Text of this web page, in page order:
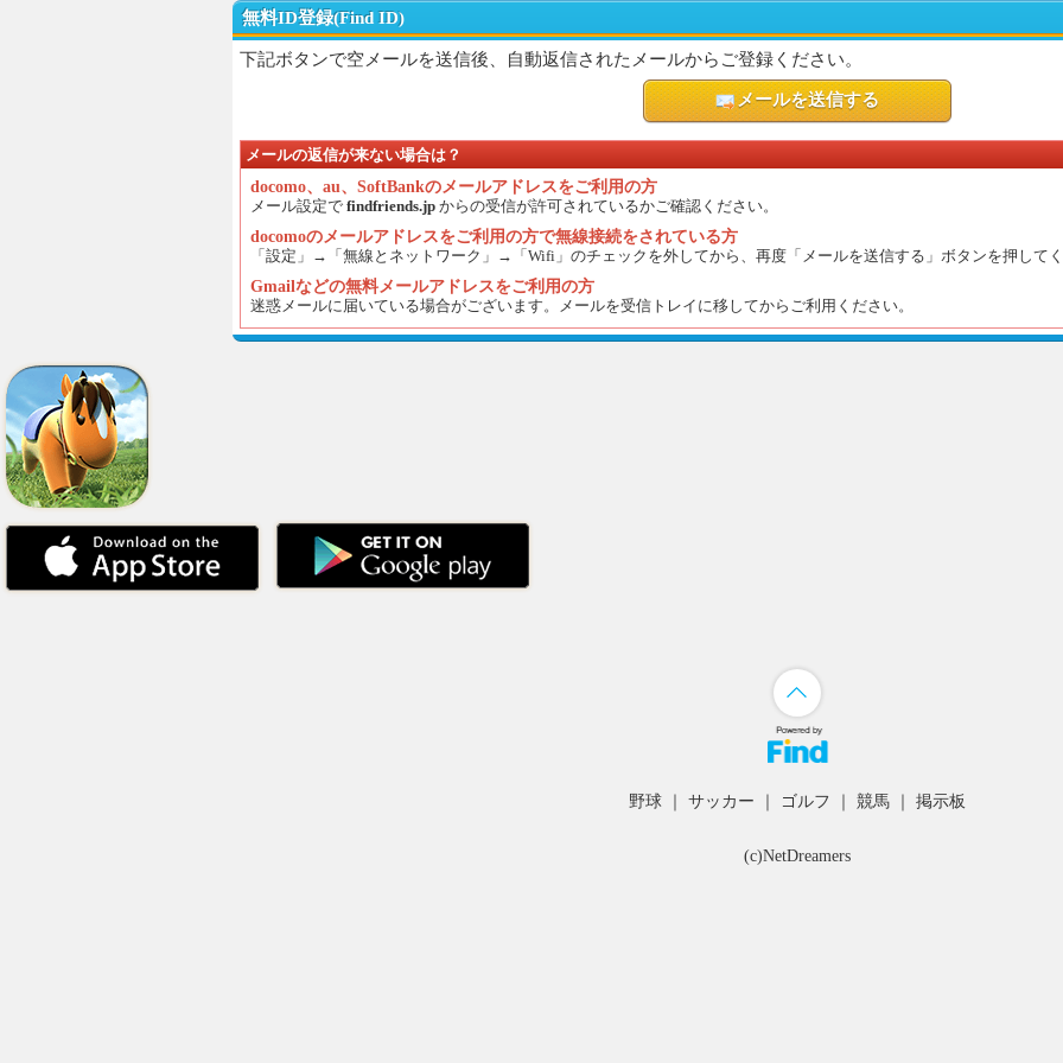
無料ID登録(Find ID)
下記ボタンで空メールを送信後、自動返信されたメールからご登録ください。
メールを送信する
メールの返信が来ない場合は？
docomo、au、SoftBankのメールアドレスをご利用の方
メール設定で findfriends.jp からの受信が許可されているかご確認ください。
docomoのメールアドレスをご利用の方で無線接続をされている方
「設定」→「無線とネットワーク」→「Wifi」のチェックを外してから、再度「メールを送信する」ボタンを押してく
Gmailなどの無料メールアドレスをご利用の方
迷惑メールに届いている場合がございます。メールを受信トレイに移してからご利用ください。
野球 ｜ サッカー ｜ ゴルフ ｜ 競馬 ｜ 掲示板
(c)NetDreamers